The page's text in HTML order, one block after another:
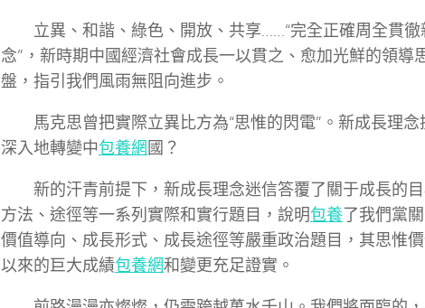
立異、和諧、綠色、開放、共享……“完全正確周全貫徹
念”，新時期中國經濟社會成長一以貫之、愈加光鮮的領導
盤，指引我們風雨無阻向進步。
馬克思曾把實際立異比方為“思惟的閃電”。新成長理
深入地轉變中包養網 國？
新的汗青前提下，新成長理念迷信答覆了關于成長的目
方法、途徑等一系列實際和實行題目，說明包養了我們黨
價值導向、成長形式、成長途徑等嚴重政治題目，其思惟
以來的巨大成績包養網和變更充足證實。